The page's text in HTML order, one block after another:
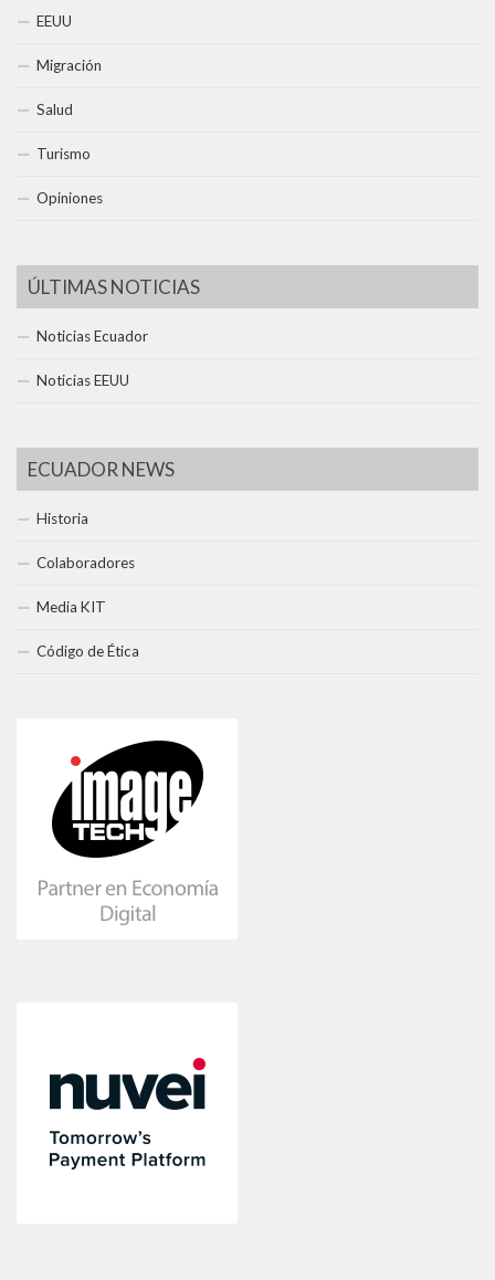
EEUU
Migración
Salud
Turismo
Opiniones
ÚLTIMAS NOTICIAS
Noticias Ecuador
Noticias EEUU
ECUADOR NEWS
Historia
Colaboradores
Media KIT
Código de Ética